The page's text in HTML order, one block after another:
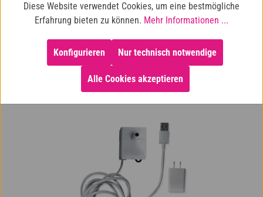
Hund Trinkbrunnen & Näpfe
Diese Website verwendet Cookies, um eine bestmögliche
Erfahrung bieten zu können. Mehr Informationen ...
Konfigurieren
Alle Cookies akzeptieren
Nur technisch notwendige